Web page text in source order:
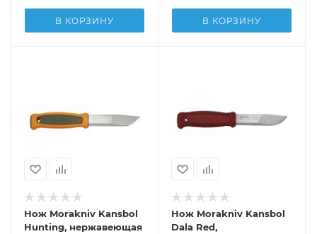
В КОРЗИНУ В КОРЗИНУ
Нож Morakniv Kansbol
Hunting, нержавеющая
Нож Morakniv Kansbol
Dala Red,